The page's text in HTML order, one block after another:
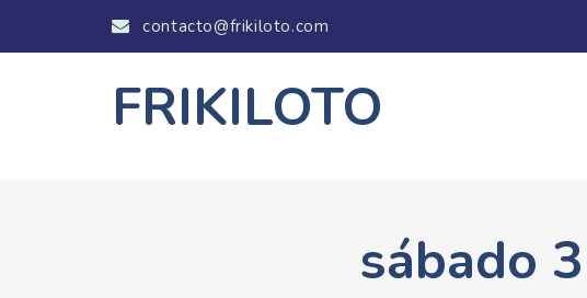
contacto@frikiloto.com
FRIKILOTO
sábado